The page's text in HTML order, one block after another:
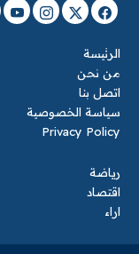
الرئيسة
من نحن
اتصل بنا
سياسة الخصوصية
Privacy Policy
رياضة
اقتصاد
اراء